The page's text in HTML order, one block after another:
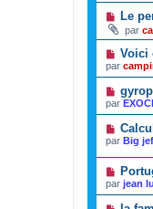
Le
par
Voici
par
par
par Big
par jean